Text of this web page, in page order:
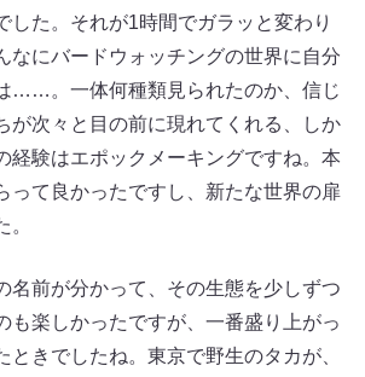
した。それが1時間でガラッと変わり
なにバードウォッチングの世界に自分
……。一体何種類見られたのか、信じ
が次々と目の前に現れてくれる、しか
経験はエポックメーキングですね。本
って良かったですし、新たな世界の扉
名前が分かって、その生態を少しずつ
も楽しかったですが、一番盛り上がっ
ときでしたね。東京で野生のタカが、